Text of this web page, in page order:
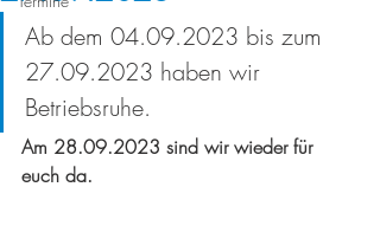
Ab dem 04.09.2023 bis zum
27.09.2023 haben wir
Betriebsruhe.
Am 28.09.2023 sind wir wieder für
euch da.